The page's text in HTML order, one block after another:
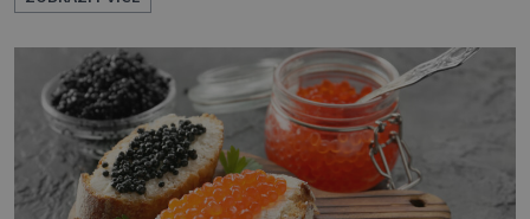
víte, takže vyberete podle toho, co chcete
právě uvařit. Vařte správně Spousta lidí vaří
brambory tak, že nalijí do hrnce vodu, osolí ji,
přidají brambory nakrájené na kousky a dají
vařit. Brambor